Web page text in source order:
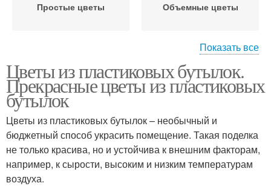
Простые цветы Объемные цветы
Цвета из бутылок Вьющиеся цветы
Красивые цветы Пластиковые цвета
Показать все
Цветы из пластиковых бутылок.
Прекрасные цветы из пластиковых
бутылок
Цветы из пластиковых бутылок – необычный и
бюджетный способ украсить помещение. Такая поделка
не только красива, но и устойчива к внешним факторам,
например, к сырости, высоким и низким температурам
воздуха.